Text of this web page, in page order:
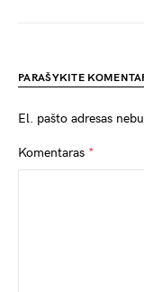
PARAŠYKITE
El. pašto adresas
Komentaras *